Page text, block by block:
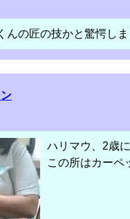
んの匠の技かと驚愕し
ハリマウ、2歳
この所はカーペ